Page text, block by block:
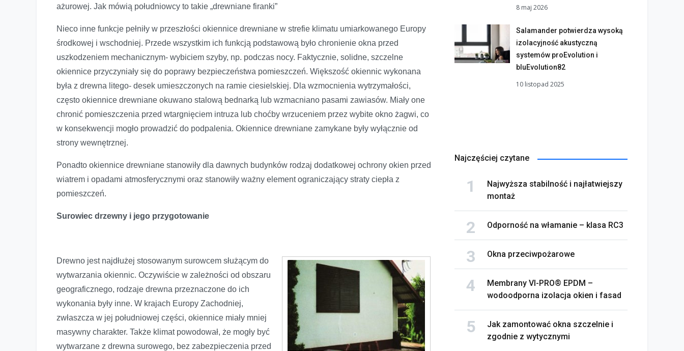
ażurowej. Jak mówią południowcy to takie „drewniane firanki”
Nieco inne funkcje pełniły w przeszłości okiennice drewniane w strefie klimatu umiarkowanego Europy
środkowej i wschodniej. Przede wszystkim ich funkcją podstawową było chronienie okna przed
uszkodzeniem mechanicznym- wybiciem szyby, np. podczas nocy. Faktycznie, solidne, szczelne
okiennice przyczyniały się do poprawy bezpieczeństwa pomieszczeń. Większość okiennic wykonana
była z drewna litego- desek umieszczonych na ramie ciesielskiej. Dla wzmocnienia wytrzymałości,
często okiennice drewniane okuwano stalową bednarką lub wzmacniano pasami zawiasów. Miały one
chronić pomieszczenia przed wtargnięciem intruza lub choćby wrzuceniem przez wybite okno żagwi, co
w konsekwencji mogło prowadzić do podpalenia. Okiennice drewniane zamykane były wyłącznie od
strony wewnętrznej.
Ponadto okiennice drewniane stanowiły dla dawnych budynków rodzaj dodatkowej ochrony okien przed
wiatrem i opadami atmosferycznymi oraz stanowiły ważny element ograniczający straty ciepła z
pomieszczeń.
Surowiec drzewny i jego przygotowanie
Drewno jest najdłużej stosowanym surowcem służącym do
wytwarzania okiennic. Oczywiście w zależności od obszaru
geograficznego, rodzaje drewna przeznaczone do ich
wykonania były inne. W krajach Europy Zachodniej,
zwłaszcza w jej południowej części, okiennice miały mniej
masywny charakter. Także klimat powodował, że mogły być
wytwarzane z drewna surowego, bez zabezpieczenia przed
8 maj 2026
Salamander potwierdza wysoką
izolacyjność akustyczną
systemów proEvolution i
bluEvolution82
10 listopad 2025
Najczęściej czytane
Najwyższa stabilność i najłatwiejszy
montaż
Odporność na włamanie – klasa RC3
Okna przeciwpożarowe
Membrany VI-PRO® EPDM –
wodoodporna izolacja okien i fasad
Jak zamontować okna szczelnie i
zgodnie z wytycznymi